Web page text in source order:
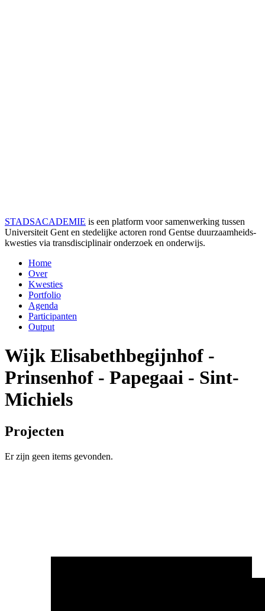
STADSACADEMIE is een platform voor samenwerking tussen
Universiteit Gent en stedelijke actoren rond Gentse duurzaamheids­
kwesties via transdisciplinair onderzoek en onderwijs.
Home
Over
Kwesties
Portfolio
Agenda
Participanten
Output
Wijk Elisabethbegijnhof -
Prinsenhof - Papegaai - Sint-
Michiels
Projecten
Er zijn geen items gevonden.